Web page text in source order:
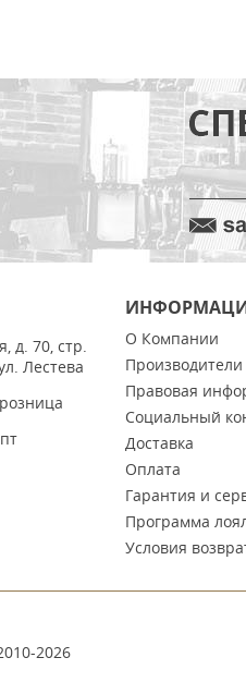
д. 70, стр.
Лестева
О Компании
Производители
Правовая
Социальный
Доставка
Оплата
Гарантия и
Программа
Условия
2026